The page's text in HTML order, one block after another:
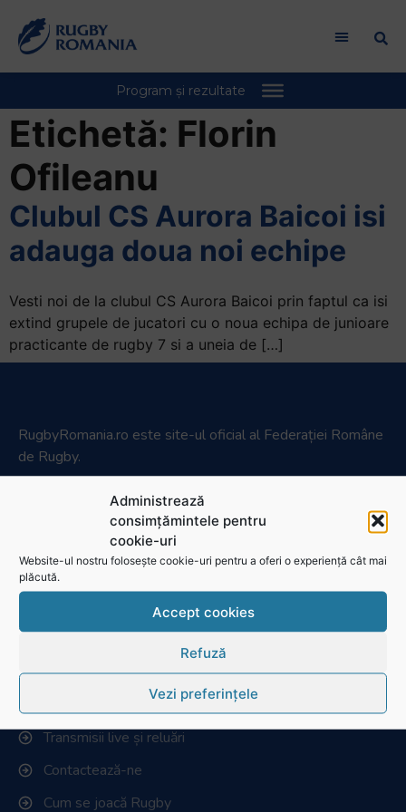
Administrează
consimțămintele pentru
cookie-uri
Website-ul nostru folosește cookie-uri pentru a oferi o experiență cât mai
plăcută.
Accept cookies
Refuză
Vezi preferințele
Etichetă: Florin
Ofileanu
Clubul CS Aurora Baicoi isi
adauga doua noi echipe
Vesti noi de la clubul CS Aurora Baicoi prin faptul ca isi
extind grupele de jucatori cu o noua echipa de junioare
practicante de rugby 7 si a uneia de […]
RugbyRomania.ro este site-ul oficial al Federației Române
de Rugby.
031.1000.500
Fax: 031.1000.400
© Toate drepturile sunt rezervate.
Website realizat și întreținut de SINGA
Navighează în website
Transmisii live și reluări
Contactează-ne
Cum se joacă Rugby